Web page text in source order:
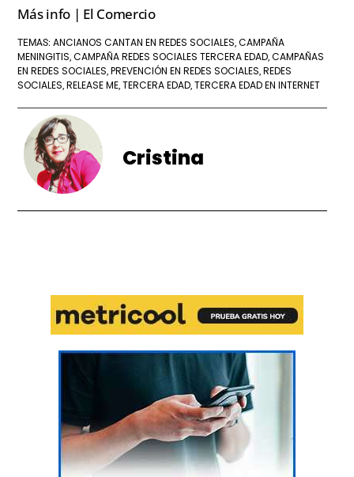
Más info | El Comercio
TEMAS:ANCIANOS CANTAN EN REDES SOCIALES ,CAMPAÑA
MENINGITIS ,CAMPAÑA REDES SOCIALES TERCERA EDAD ,CAMPAÑAS
EN REDES SOCIALES ,PREVENCIÓN EN REDES SOCIALES ,REDES
SOCIALES ,RELEASE ME ,TERCERA EDAD ,TERCERA EDAD EN INTERNET
Cristina